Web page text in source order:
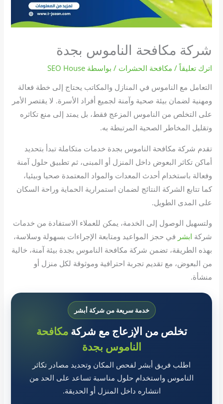
شركة مكافحة الناموس بجدة
اترك تعليقاً / مكافحة الحشرات / بواسطة SEO House
التعامل مع الناموس في المنازل والمكاتب يحتاج إلى خطة فعالة
ومهنية لضمان بيئة صحية وآمنة لجميع أفراد الأسرة. لا يقتصر الأمر
على التخلص من الناموس المزعج فقط، بل يمتد إلى منع تكاثره
وتقليل المخاطر الصحية المرتبطة به.
تقدم شركة مكافحة الناموس بجدة خدمات متكاملة تبدأ بتحديد
أماكن تكاثر البعوض داخل المنزل أو المبنى، ثم تطبيق حلول آمنة
وفعالة باستخدام أحدث المعدات والمواد المعتمدة صحيا وبيئيا،
كما تتابع الشركة النتائج لضمان استمرارية الحماية وراحة السكان
على المدى الطويل.
ولتسهيل الوصول إلى الخدمة، يمكن للعملاء الاستفادة من خدمات
شركة ابشر في حجز المواعيد ومتابعة الإجراءات بسهولة وسلاسة،
بهذه الطريقة، تضمن شركة مكافحة الناموس بجدة بيئة آمنة، خالية
من البعوض، مع تقديم تجربة احترافية وموثوقة لكل منزل أو
منشأة.
خدمة سريعة من شركة أبشر
تخلص من الإزعاج مع شركةمكافحة
الناموس بجدة
اطلب فريق أبشر لفحص المكان وتحديد مصادر تكاثر
الناموس واستخدام حلول مناسبة تساعد على الحد من
انتشاره داخل المنزل أو الحديقة.